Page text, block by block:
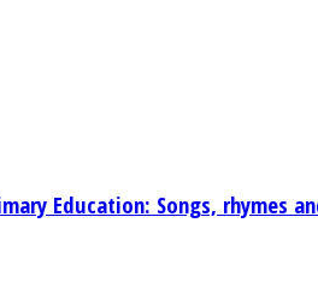
Education: Songs, rhymes